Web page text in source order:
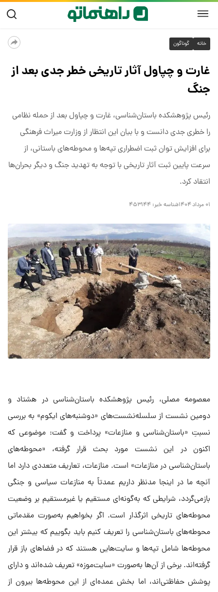
خانه گوناگون
غارت و چپاول آثار تاریخی خطر جدی بعد از
جنگ
رئیس پژوهشکده باستان‌شناسی، غارت و چپاول بعد از حمله نظامی
را خطری جدی دانست و با بیان این انتظار از وزارت میراث فرهنگی
برای افزایش توان ثبت اضطراری تپه‌ها و محوطه‌های باستانی، از
سرعت پایین ثبت آثار تاریخی با توجه به تهدید جنگ و دیگر بحران‌ها
انتقاد کرد.
۰۱ مرداد ۱۴۰۴ شناسه خبر: ۴۵۳۱۴۴
معصومه مصلی، رئیس پژوهشکده باستان‌شناسی در هشتاد و
دومین نشست از سلسله‌نشست‌های «دوشنبه‌های ایکوم» به بررسی
نسبتِ «باستان‌شناسی و منازعات» پرداخت و گفت: موضوعی که
اکنون در این نشست مورد بحث قرار گرفته، «محوطه‌های
باستان‌شناسی در منازعات» است. منازعات، تعاریف متعددی دارد اما
آنچه ما در اینجا مدنظر داریم عمدتاً به منازعات سیاسی و جنگی
بازمی‌گردد، شرایطی که به‌گونه‌ای مستقیم یا غیرمستقیم بر وضعیت
محوطه‌های تاریخی اثرگذار است. اگر بخواهیم به‌صورت مقدماتی
محوطه‌های باستان‌شناسی را تعریف کنیم باید بگوییم که بیشتر این
محوطه‌ها شامل تپه‌ها و سایت‌هایی هستند که در فضاهای باز قرار
گرفته‌اند. برخی از آن‌ها به‌صورت «سایت‌موزه» تعریف شده‌اند و دارای
پوشش حفاظتی‌اند، اما بخش عمده‌ای از این محوطه‌ها بیرون از